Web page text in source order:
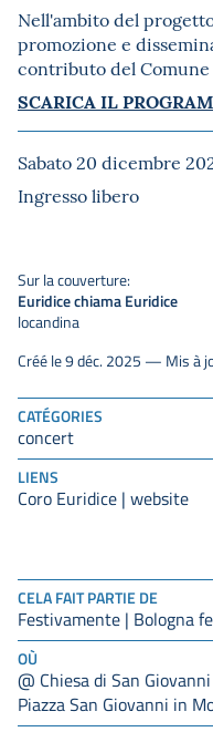
CELA FAIT PARTIE DE
Festivamente | Bologna
OÙ
@ Chiesa di San
Piazza San Giovanni in
Nell'ambito del
promozione e
contributo del Comune
SCARICA IL
Sabato 20 dicembre
Ingresso libero
CATÉGORIES
concert
LIENS
Coro Euridice | website
Sur la couverture:
Euridice chiama Euridice
locandina
Créé le 9 déc. 2025 — Mis à